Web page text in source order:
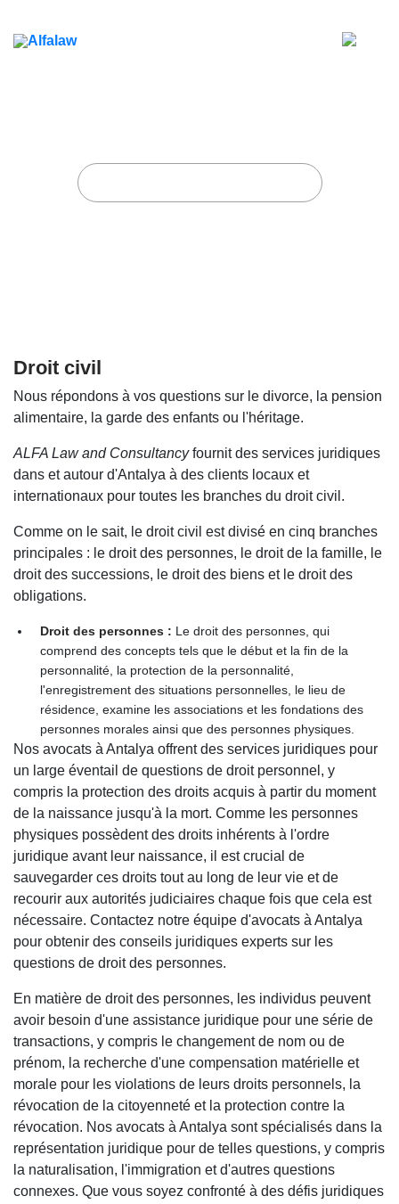
Droit civil
Nous répondons à vos questions sur le divorce, la pension
alimentaire, la garde des enfants ou l'héritage.
ALFA Law and Consultancyfournit des services juridiques
dans et autour d'Antalya à des clients locaux et
internationaux pour toutes les branches du droit civil.
Comme on le sait, le droit civil est divisé en cinq branches
principales : le droit des personnes, le droit de la famille, le
droit des successions, le droit des biens et le droit des
obligations.
Droit des personnes : Le droit des personnes, qui
comprend des concepts tels que le début et la fin de la
personnalité, la protection de la personnalité,
l'enregistrement des situations personnelles, le lieu de
résidence, examine les associations et les fondations des
personnes morales ainsi que des personnes physiques.
Nos avocats à Antalya offrent des services juridiques pour
un large éventail de questions de droit personnel, y
compris la protection des droits acquis à partir du moment
de la naissance jusqu'à la mort. Comme les personnes
physiques possèdent des droits inhérents à l'ordre
juridique avant leur naissance, il est crucial de
sauvegarder ces droits tout au long de leur vie et de
recourir aux autorités judiciaires chaque fois que cela est
nécessaire. Contactez notre équipe d'avocats à Antalya
pour obtenir des conseils juridiques experts sur les
questions de droit des personnes.
En matière de droit des personnes, les individus peuvent
avoir besoin d'une assistance juridique pour une série de
transactions, y compris le changement de nom ou de
prénom, la recherche d'une compensation matérielle et
morale pour les violations de leurs droits personnels, la
révocation de la citoyenneté et la protection contre la
révocation. Nos avocats à Antalya sont spécialisés dans la
représentation juridique pour de telles questions, y compris
la naturalisation, l'immigration et d'autres questions
connexes. Que vous soyez confronté à des défis juridiques